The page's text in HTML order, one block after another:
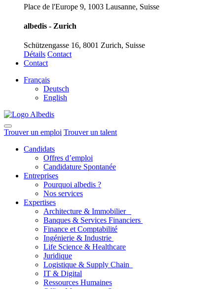
Place de l'Europe 9, 1003 Lausanne, Suisse
albedis - Zurich
Schützengasse 16, 8001 Zurich, Suisse
Détails Contact
Contact
Français
Deutsch
English
Trouver un emploi Trouver un talent
Candidats
Offres d’emploi
Candidature Spontanée
Entreprises
Pourquoi albedis ?
Nos services
Expertises
Architecture & Immobilier
Banques & Services Financiers
Finance et Comptabilité
Ingénierie & Industrie
Life Science & Healthcare
Juridique
Logistique & Supply Chain
IT & Digital
Ressources Humaines